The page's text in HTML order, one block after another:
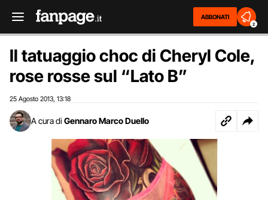
ABBONATI
2
Il tatuaggio choc di Cheryl Cole,
rose rosse sul “Lato B”
25 Agosto 2013 13:18
A cura di Gennaro Marco Duello